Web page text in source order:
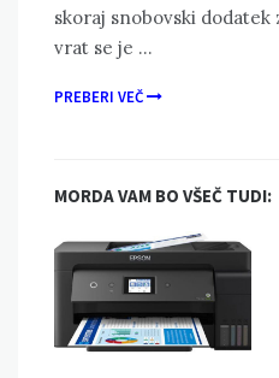
skoraj snobovski
vrat se je …
PREBERI VEČ
MORDA VAM BO VŠEČ TUDI: